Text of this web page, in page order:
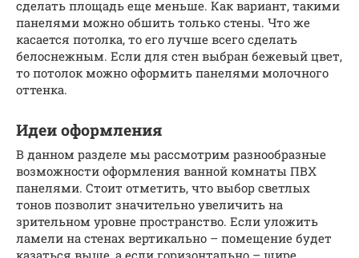
сделать площадь еще меньше. Как вариант, такими
панелями можно обшить только стены. Что же
касается потолка, то его лучше всего сделать
белоснежным. Если для стен выбран бежевый цвет,
то потолок можно оформить панелями молочного
оттенка.
Идеи оформления
В данном разделе мы рассмотрим разнообразные
возможности оформления ванной комнаты ПВХ
панелями. Стоит отметить, что выбор светлых
тонов позволит значительно увеличить на
зрительном уровне пространство. Если уложить
ламели на стенах вертикально – помещение будет
казаться выше, а если горизонтально – шире.